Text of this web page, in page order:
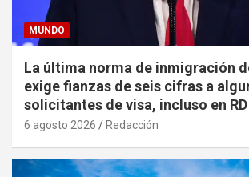
MUNDO
La última norma de inmigración
exige fianzas de seis cifras a
solicitantes de visa, incluso en RD
6 agosto 2026 Redacción